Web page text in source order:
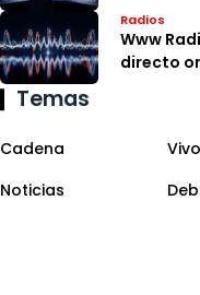
Radios
Www
directo
Temas
Cadena
Noticias